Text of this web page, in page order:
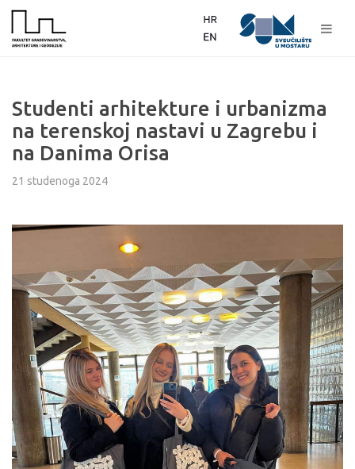
Studenti arhitekture i urbanizma
na terenskoj nastavi u Zagrebu i
na Danima Orisa
21 studenoga 2024